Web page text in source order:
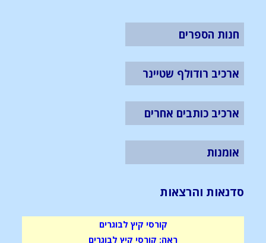
חנות הספרים
ארכיב רודולף שטיינר
ארכיב כותבים אחרים
אומנות
סדנאות והרצאות
קורסי קיץ לבוגרים
ראה: קורסי קיץ לבוגרים